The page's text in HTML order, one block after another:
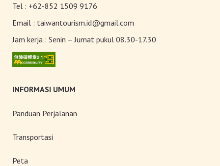
Toserba Wisatawan” kini hadir di
7.200 kios ibon 7-ELEVEN di
Tel : +62-852 1509 9176
Email : taiwantourism.id@gmail.com
Jam kerja : Senin – Jumat pukul 08.30-17.30
INFORMASI UMUM
Panduan Perjalanan
Transportasi
Peta